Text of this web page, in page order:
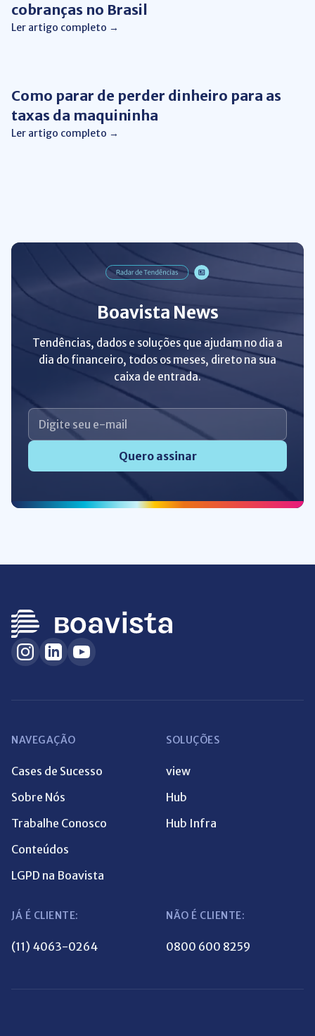
cobranças no Brasil
Ler artigo completo →
Como parar de perder dinheiro para as
taxas da maquininha
Ler artigo completo →
Boavista News
Tendências, dados e soluções que ajudam no dia a
dia do financeiro, todos os meses, direto na sua
caixa de entrada.
Quero assinar
NAVEGAÇÃO
Cases de Sucesso
Sobre Nós
Trabalhe Conosco
Conteúdos
LGPD na Boavista
SOLUÇÕES
view
Hub
Hub Infra
JÁ É CLIENTE:
(11) 4063-0264
NÃO É CLIENTE:
0800 600 8259